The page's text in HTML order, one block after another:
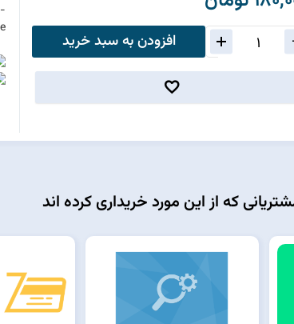
افزودن به سبد خرید
که از این مورد خریداری کرده اند